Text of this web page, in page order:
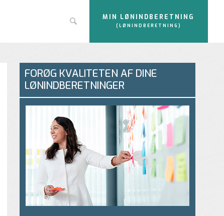
MIN LØNINDBERETNING
(LØNINDBERETNING)
FORØG KVALITETEN AF DINE
LØNINDBERETNINGER